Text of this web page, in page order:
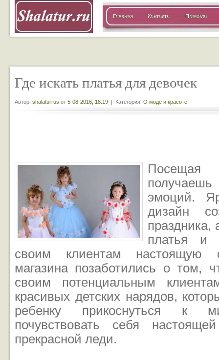
Главная Контакты Правила
Где искать платья для девочек
Автор: shalaturrus от 5-08-2016, 18:19 | Категория: О моде и красоте
Посещая
эмоций.
дизайн
праздника,
платья и
своим клиентам настоящую
магазина позаботились о том,
своим потенциальным
красивых детских нарядов,
ребенку прикоснуться к
почувствовать себя
прекрасной леди.